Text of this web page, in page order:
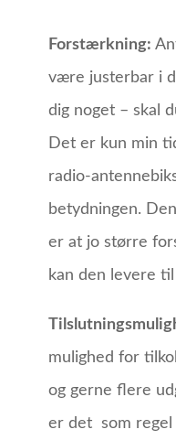
Forstærkning:
være justerbar i
dig noget – skal
Det er kun min
radio-
betydningen.
er at jo større
kan den levere
mulighed for
og gerne flere
er det som regel